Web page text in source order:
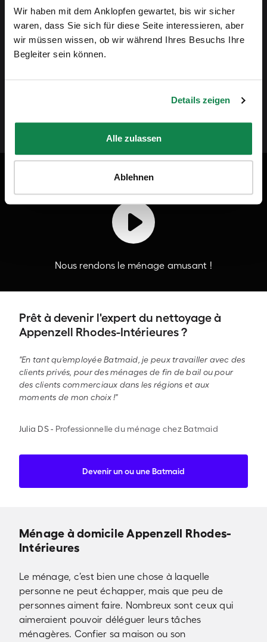
Wir haben mit dem Anklopfen gewartet, bis wir sicher
waren, dass Sie sich für diese Seite interessieren, aber
wir müssen wissen, ob wir während Ihres Besuchs Ihre
Begleiter sein können.
Details zeigen
Alle zulassen
Ablehnen
sont quelque chose que nous souhaitons mettre en
valeur. En choisissant Batmaid, vous apportez
Batmaid en vidéo
Nous rendons le ménage amusant !
Prêt à devenir l'expert du nettoyage à
Appenzell Rhodes-Intérieures ?
"En tant qu'employée Batmaid, je peux travailler avec des
clients privés, pour des ménages de fin de bail ou pour
des clients commerciaux dans les régions et aux
moments de mon choix !"
Julia DS- Professionnelle du ménage chez Batmaid
Devenir un ou une Batmaid
Ménage à domicile Appenzell Rhodes-
Intérieures
Le ménage, c’est bien une chose à laquelle
personne ne peut échapper, mais que peu de
personnes aiment faire. Nombreux sont ceux qui
aimeraient pouvoir déléguer leurs tâches
ménagères. Confier sa maison ou son